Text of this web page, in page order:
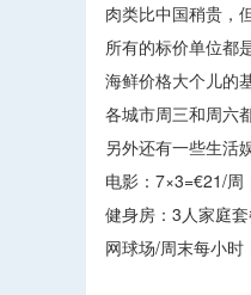
肉类比中国稍贵，
所有的标价单位都
海鲜价格大个儿的
各城市周三和周六
另外还有一些生活
电影：7×3=€21/周
健身房：3人家庭套
网球场/周末每小时